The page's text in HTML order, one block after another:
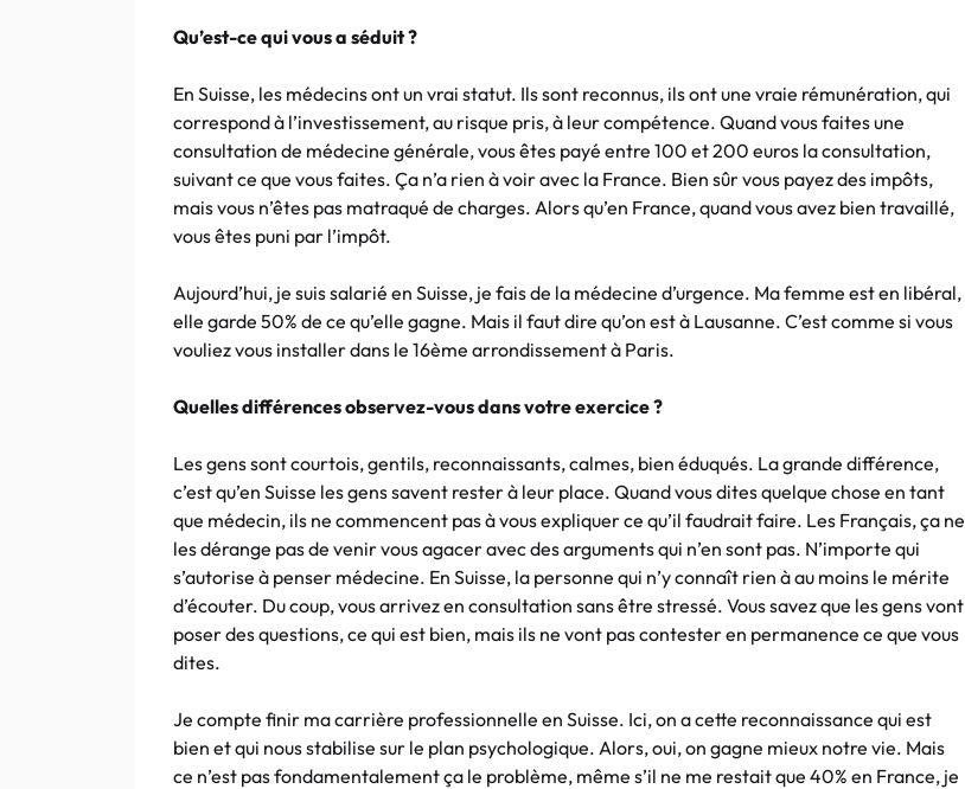
Qu’est-ce qui vous a séduit ?
En Suisse, les médecins ont un vrai statut. Ils sont reconnus, ils ont une vraie rémunération, qui
correspond à l’investissement, au risque pris, à leur compétence. Quand vous faites une
consultation de médecine générale, vous êtes payé entre 100 et 200 euros la consultation,
suivant ce que vous faites. Ça n’a rien à voir avec la France. Bien sûr vous payez des impôts,
mais vous n’êtes pas matraqué de charges. Alors qu’en France, quand vous avez bien travaillé,
vous êtes puni par l’impôt.
Aujourd’hui, je suis salarié en Suisse, je fais de la médecine d’urgence. Ma femme est en libéral,
elle garde 50% de ce qu’elle gagne. Mais il faut dire qu’on est à Lausanne. C’est comme si vous
vouliez vous installer dans le 16ème arrondissement à Paris.
Quelles différences observez-vous dans votre exercice ?
Les gens sont courtois, gentils, reconnaissants, calmes, bien éduqués. La grande différence,
c’est qu’en Suisse les gens savent rester à leur place. Quand vous dites quelque chose en tant
que médecin, ils ne commencent pas à vous expliquer ce qu’il faudrait faire. Les Français, ça ne
les dérange pas de venir vous agacer avec des arguments qui n’en sont pas. N’importe qui
s’autorise à penser médecine. En Suisse, la personne qui n’y connaît rien à au moins le mérite
d’écouter. Du coup, vous arrivez en consultation sans être stressé. Vous savez que les gens vont
poser des questions, ce qui est bien, mais ils ne vont pas contester en permanence ce que vous
dites.
Je compte finir ma carrière professionnelle en Suisse. Ici, on a cette reconnaissance qui est
bien et qui nous stabilise sur le plan psychologique. Alors, oui, on gagne mieux notre vie. Mais
ce n’est pas fondamentalement ça le problème, même s’il ne me restait que 40% en France, je